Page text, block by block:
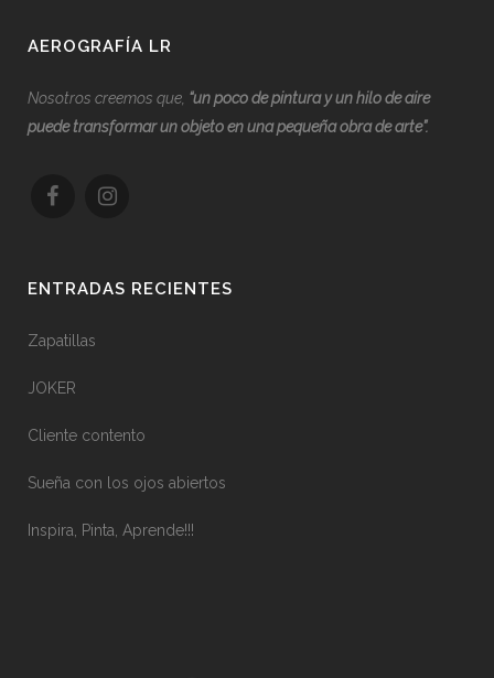
AEROGRAFÍA LR
Nosotros creemos que, “un poco de pintura y un hilo de aire
puede transformar un objeto en una pequeña obra de arte”.
ENTRADAS RECIENTES
Zapatillas
JOKER
Cliente contento
Sueña con los ojos abiertos
Inspira, Pinta, Aprende!!!